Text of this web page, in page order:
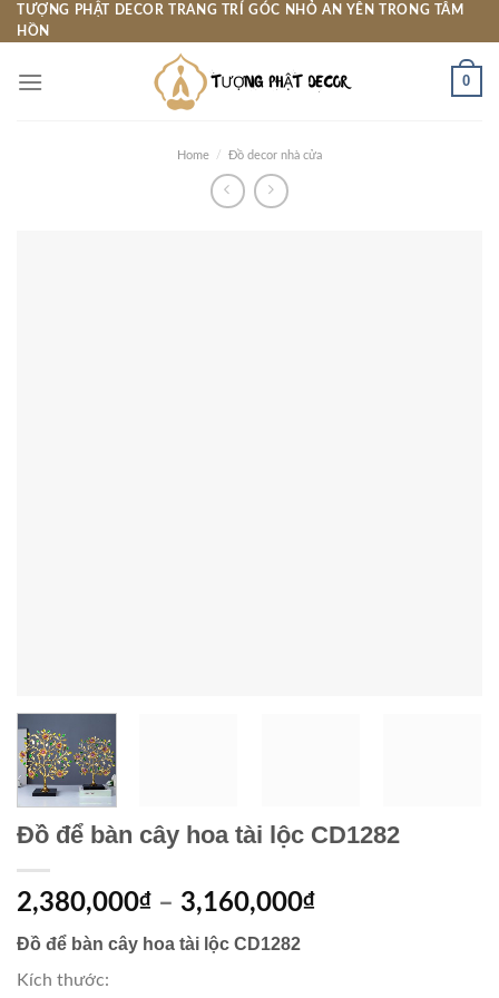
Skip
to
TƯỢNG PHẬT DECOR TRANG TRÍ GÓC NHỎ AN YÊN TRONG TÂM
HỒN
0
Home / Đồ decor nhà cửa
Đồ để bàn cây hoa tài lộc CD1282
2,380,000₫ – 3,160,000₫
Đồ để bàn cây hoa tài lộc CD1282
Kích thước: